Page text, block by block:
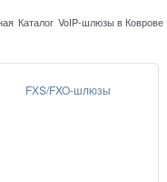
Каталог VoIP-шлюзы в Коврове
FXS/FXO-шлюзы